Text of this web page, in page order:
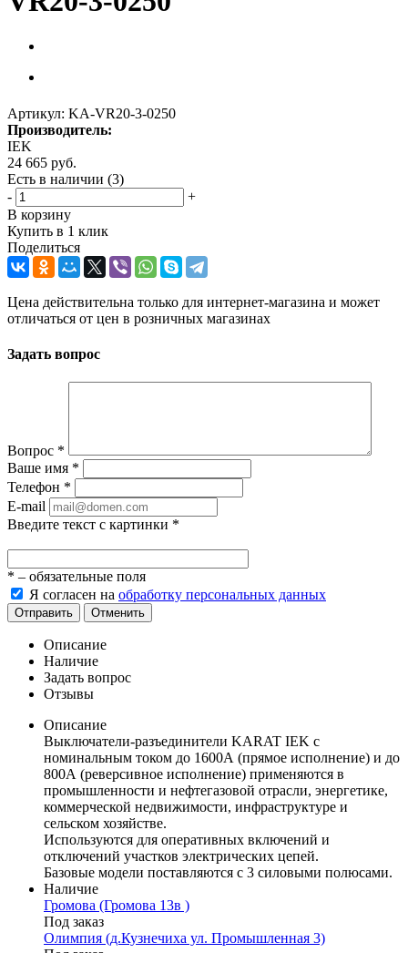
Артикул: KA-VR20-3-0250
Производитель:
IEK
24 665 руб.
Есть в наличии (3)
-
+
В корзину
Купить в 1 клик
Поделиться
Цена действительна только для интернет-магазина и может
отличаться от цен в розничных магазинах
Задать вопрос
Вопрос *
Ваше имя *
Телефон *
E-mail
Введите текст с картинки *
* – обязательные поля
Я согласен на обработку персональных данных
Отправить Отменить
Описание
Наличие
Задать вопрос
Отзывы
Описание
Выключатели-разъединители KARAT IEK с
номинальным током до 1600А (прямое исполнение) и до
800А (реверсивное исполнение) применяются в
промышленности и нефтегазовой отрасли, энергетике,
коммерческой недвижимости, инфраструктуре и
сельском хозяйстве.
Используются для оперативных включений и
отключений участков электрических цепей.
Базовые модели поставляются с 3 силовыми полюсами.
Наличие
Громова (Громова 13в )
Под заказ
Олимпия (д.Кузнечиха ул. Промышленная 3)